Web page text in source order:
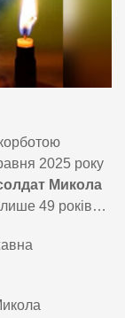
2025 року
Микола
49 років…